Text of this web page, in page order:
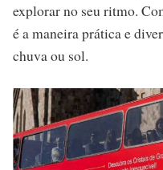
explorar no seu ritmo.
é a maneira prática e
chuva ou sol.